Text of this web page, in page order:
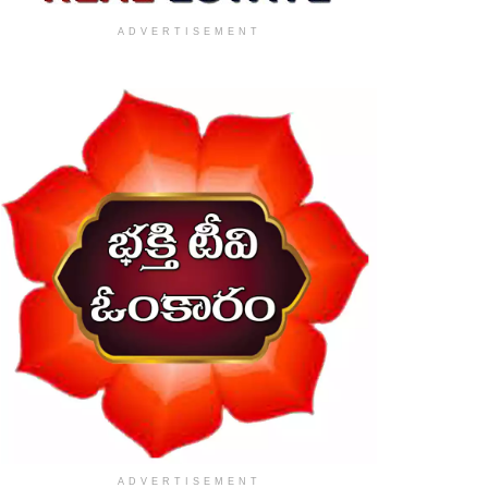
ADVERTISEMENT
ADVERTISEMENT